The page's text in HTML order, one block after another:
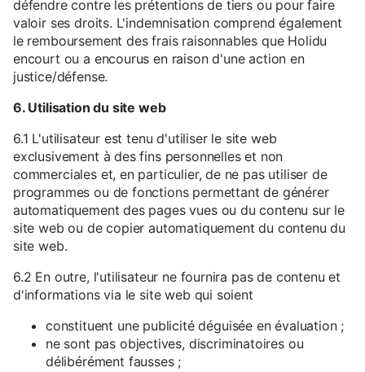
défendre contre les prétentions de tiers ou pour faire
valoir ses droits. L'indemnisation comprend également
le remboursement des frais raisonnables que Holidu
encourt ou a encourus en raison d'une action en
justice/défense.
6. Utilisation du site web
6.1 L'utilisateur est tenu d'utiliser le site web
exclusivement à des fins personnelles et non
commerciales et, en particulier, de ne pas utiliser de
programmes ou de fonctions permettant de générer
automatiquement des pages vues ou du contenu sur le
site web ou de copier automatiquement du contenu du
site web.
6.2 En outre, l'utilisateur ne fournira pas de contenu et
d'informations via le site web qui soient
constituent une publicité déguisée en évaluation ;
ne sont pas objectives, discriminatoires ou
délibérément fausses ;